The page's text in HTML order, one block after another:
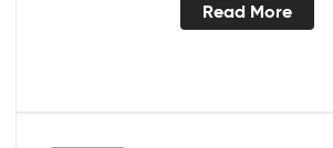
Read More